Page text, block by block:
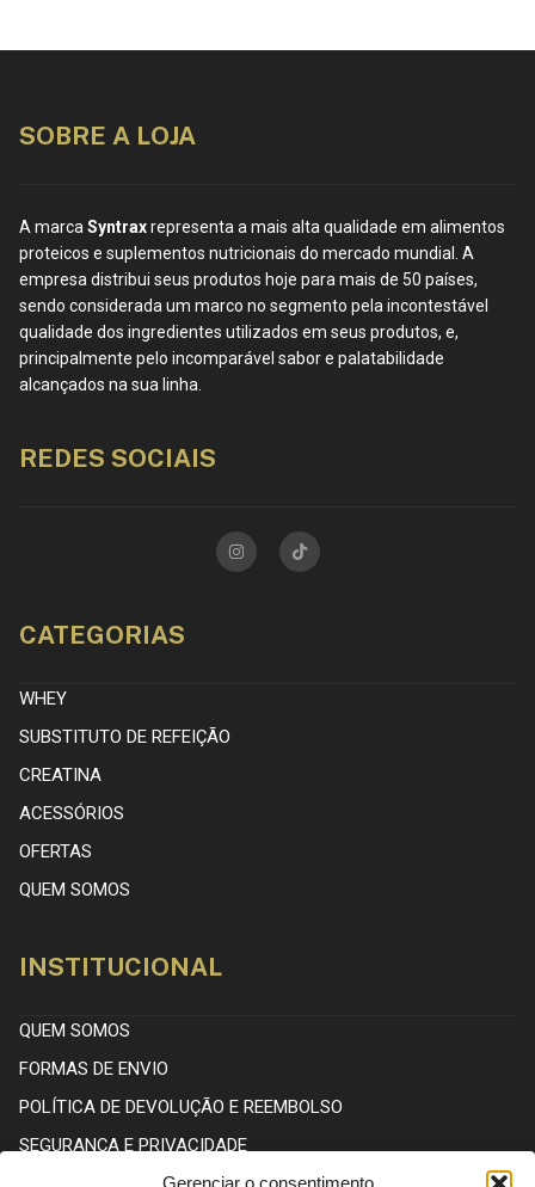
Gerenciar o consentimento
SOBRE A LOJA
A marca Syntraxrepresenta a mais alta qualidade em alimentos
proteicos e suplementos nutricionais do mercado mundial. A
empresa distribui seus produtos hoje para mais de 50 países,
sendo considerada um marco no segmento pela incontestável
qualidade dos ingredientes utilizados em seus produtos, e,
principalmente pelo incomparável sabor e palatabilidade
alcançados na sua linha.
REDES SOCIAIS
CATEGORIAS
WHEY
SUBSTITUTO DE REFEIÇÃO
CREATINA
ACESSÓRIOS
OFERTAS
QUEM SOMOS
INSTITUCIONAL
QUEM SOMOS
FORMAS DE ENVIO
POLÍTICA DE DEVOLUÇÃO E REEMBOLSO
SEGURANÇA E PRIVACIDADE